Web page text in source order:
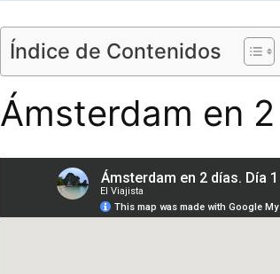
Índice de Contenidos
Ámsterdam en 2